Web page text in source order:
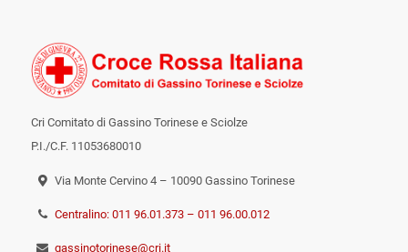
Cri Comitato di Gassino Torinese e Sciolze
P.I./C.F. 11053680010
Via Monte Cervino 4 – 10090 Gassino Torinese
Centralino: 011 96.01.373 – 011 96.00.012
gassinotorinese@cri.it